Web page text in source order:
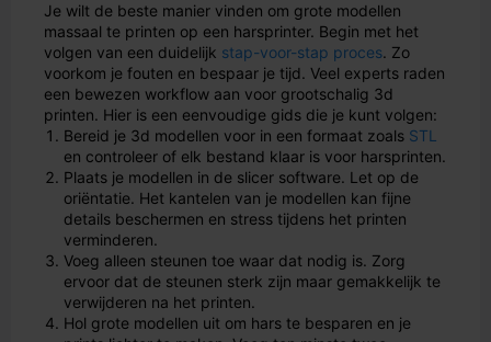
Je wilt de beste manier vinden om grote modellen
massaal te printen op een harsprinter. Begin met het
volgen van een duidelijk stap-voor-stap proces. Zo
voorkom je fouten en bespaar je tijd. Veel experts raden
een bewezen workflow aan voor grootschalig 3d
printen. Hier is een eenvoudige gids die je kunt volgen:
Bereid je 3d modellen voor in een formaat zoals STL
en controleer of elk bestand klaar is voor harsprinten.
Plaats je modellen in de slicer software. Let op de
oriëntatie. Het kantelen van je modellen kan fijne
details beschermen en stress tijdens het printen
verminderen.
Voeg alleen steunen toe waar dat nodig is. Zorg
ervoor dat de steunen sterk zijn maar gemakkelijk te
verwijderen na het printen.
Hol grote modellen uit om hars te besparen en je